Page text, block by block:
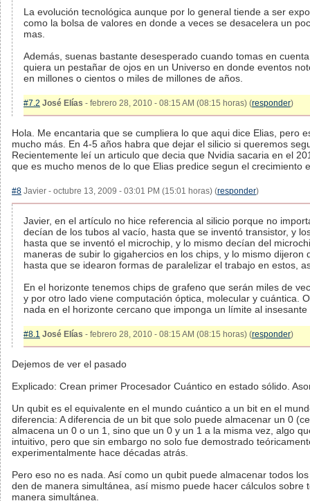
La evolución tecnológica aunque por lo general tiende a ser
como la bolsa de valores en donde a veces se desacelera un
mas.
Además, suenas bastante desesperado cuando tomas en
quiera un pestañar de ojos en un Universo en donde eventos
en millones o cientos o miles de millones de años.
#7.2 José Elías - febrero 28, 2010 - 08:15 AM (08:15 horas) (responder)
Hola. Me encantaria que se cumpliera lo que aqui dice Elias, pero
mucho más. En 4-5 años habra que dejar el silicio si queremos
Recientemente leí un articulo que decia que Nvidia sacaria en el
que es mucho menos de lo que Elias predice segun el crecimiento
#8 Javier - octubre 13, 2009 - 03:01 PM (15:01 horas) (responder)
Javier, en el artículo no hice referencia al silicio porque no
decían de los tubos al vacío, hasta que se inventó transistor, y
hasta que se inventó el microchip, y lo mismo decían del
maneras de subir lo gigahercios en los chips, y lo mismo dijeron
hasta que se idearon formas de paralelizar el trabajo en estos,
En el horizonte tenemos chips de grafeno que serán miles de
y por otro lado viene computación óptica, molecular y cuántica.
nada en el horizonte cercano que imponga un límite al
#8.1 José Elías - febrero 28, 2010 - 08:15 AM (08:15 horas) (responder)
Dejemos de ver el pasado
Explicado: Crean primer Procesador Cuántico en estado sólido.
Un qubit es el equivalente en el mundo cuántico a un bit en el
diferencia: A diferencia de un bit que solo puede almacenar un 0
almacena un 0 o un 1, sino que un 0 y un 1 a la misma vez, algo
intuitivo, pero que sin embargo no solo fue demostrado
experimentalmente hace décadas atrás.
Pero eso no es nada. Así como un qubit puede almacenar todos
den de manera simultánea, así mismo puede hacer cálculos sobre
manera simultánea.